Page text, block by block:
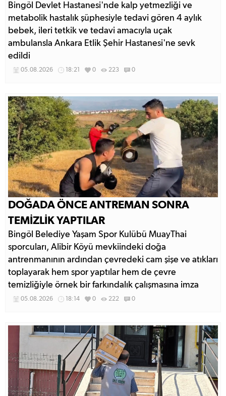
Bingöl Devlet Hastanesi'nde kalp yetmezliği ve
metabolik hastalık şüphesiyle tedavi gören 4 aylık
bebek, ileri tetkik ve tedavi amacıyla uçak
ambulansla Ankara Etlik Şehir Hastanesi'ne sevk
edildi
05.08.2026 18:21 0 223 0
DOĞADA ÖNCE ANTREMAN SONRA
TEMİZLİK YAPTILAR
Bingöl Belediye Yaşam Spor Kulübü MuayThai
sporcuları, Alibir Köyü mevkiindeki doğa
antrenmanının ardından çevredeki cam şişe ve atıkları
toplayarak hem spor yaptılar hem de çevre
temizliğiyle örnek bir farkındalık çalışmasına imza
attılar.
05.08.2026 18:14 0 222 0